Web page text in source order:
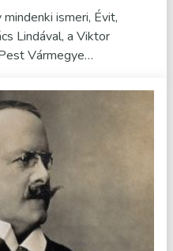
ismeri, Évit,
Lindával, a Viktor
Vármegye…